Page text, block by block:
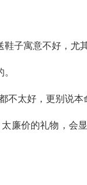
子寓意不好，尤
不太好，更别说本
廉价的礼物，会